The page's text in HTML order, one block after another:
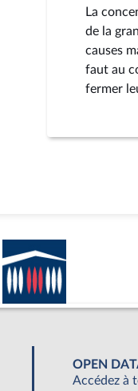
La
de la
causes
faut au
fermer
OPEN
Accédez à